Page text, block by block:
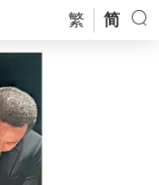
繁 简